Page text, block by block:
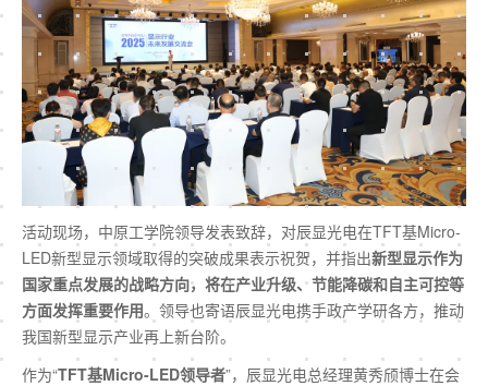
活动现场，中原工学院领导发表致辞，对辰显光电在TFT基Micro-
LED新型显示领域取得的突破成果表示祝贺，并指出新型显示作为
国家重点发展的战略方向，将在产业升级、节能降碳和自主可控等
方面发挥重要作用。领导也寄语辰显光电携手政产学研各方，推动
我国新型显示产业再上新台阶。
作为“TFT基Micro-LED领导者”，辰显光电总经理黄秀颀博士在会